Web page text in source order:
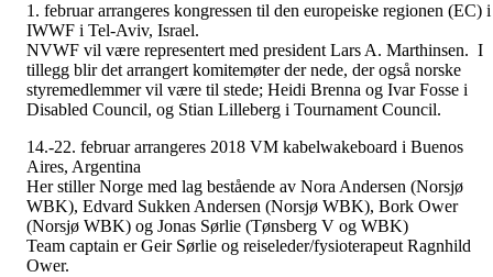
1. februar arrangeres kongressen til den europeiske regionen (EC) i
IWWF i Tel-Aviv, Israel.
NVWF vil være representert med president Lars A. Marthinsen. I
tillegg blir det arrangert komitemøter der nede, der også norske
styremedlemmer vil være til stede; Heidi Brenna og Ivar Fosse i
Disabled Council, og Stian Lilleberg i Tournament Council.
14.-22. februar arrangeres 2018 VM kabelwakeboard i Buenos
Aires, Argentina
Her stiller Norge med lag bestående av Nora Andersen (Norsjø
WBK), Edvard Sukken Andersen (Norsjø WBK), Bork Ower
(Norsjø WBK) og Jonas Sørlie (Tønsberg V og WBK)
Team captain er Geir Sørlie og reiseleder/fysioterapeut Ragnhild
Ower.